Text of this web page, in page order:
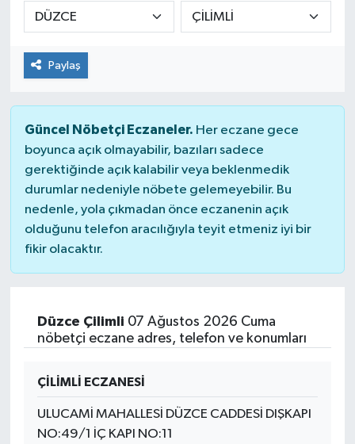
Paylaş
Güncel Nöbetçi Eczaneler. Her eczane gece
boyunca açık olmayabilir, bazıları sadece
gerektiğinde açık kalabilir veya beklenmedik
durumlar nedeniyle nöbete gelemeyebilir. Bu
nedenle, yola çıkmadan önce eczanenin açık
olduğunu telefon aracılığıyla teyit etmeniz iyi bir
fikir olacaktır.
Düzce Çilimli 07 Ağustos 2026 Cuma
nöbetçi eczane adres, telefon ve konumları
ÇİLİMLİ ECZANESİ
ULUCAMİ MAHALLESİ DÜZCE CADDESİ DIŞKAPI
NO:49/1 İÇ KAPI NO:11
Dursunbey
Edremit
EĞİTİM
EKONOMİ
Erdek
Gömeç
Havran
İvrindi
KENT GÜNDEMİ